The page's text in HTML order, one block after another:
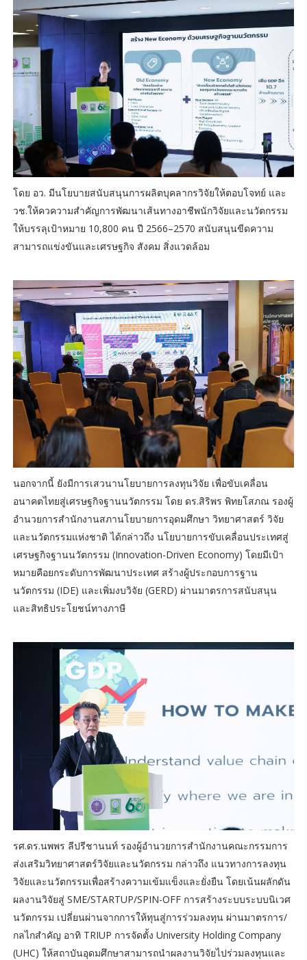
โดย อว. มีนโยบายสนับสนุนการผลิตบุคลากรวิจัยให้ตอบโจทย์ และ
วช.ให้ควความสำคัญการพัฒนาเส้นทางอาชีพนักวิจัยและนวัตกรรม
ให้บรรลุเป้าหมาย 10,800 คน ปี 2566–2570 สนับสนุนขีดความ
สามารถแข่งขันและเศรษฐกิจ สังคม สิ่งแวดล้อม
นอกจากนี้ ยังมีการเสวนานโยบายการลงทุนวิจัย เพื่อขับเคลื่อน
อนาคตไทยสู่เศรษฐกิจฐานนวัตกรรม โดย ดร.สิริพร พิทยโสภณ รองผู้
อำนวยการสำนักงานสภานโยบายการอุดมศึกษา วิทยาศาสตร์ วิจัย
และนวัตกรรมแห่งชาติ ได้กล่าวถึง นโยบายการขับเคลื่อนประเทศสู่
เศรษฐกิจฐานนวัตกรรม (Innovation-Driven Economy) โดยมีเป้า
หมายคือยกระดับการพัฒนาประเทศ สร้างผู้ประกอบการฐาน
นวัตกรรม (IDE) และเพิ่มงบวิจัย (GERD) ผ่านมาตรการสนับสนุน
และสิทธิประโยชน์ทางภาษี
รศ.ดร.นพพร ลีปรีชานนท์ รองผู้อำนวยการสำนักงานคณะกรรมการ
ส่งเสริมวิทยาศาสตร์วิจัยและนวัตกรรม กล่าวถึง แนวทางการลงทุน
วิจัยและนวัตกรรมเพื่อสร้างความเข้มแข็งและยั่งยืน โดยเน้นผลักดัน
ผลงานวิจัยสู่ SME/STARTUP/SPIN-OFF การสร้างระบบระบบนิเวศ
นวัตกรรม เปลี่ยนผ่านจากการให้ทุนสู่การร่วมลงทุน ผ่านมาตรการ/
กลไกสำคัญ อาทิ TRIUP การจัดตั้ง University Holding Company
(UHC) ให้สถาบันอุดมศึกษาสามารถนำผลงานวิจัยไปร่วมลงทุนและ